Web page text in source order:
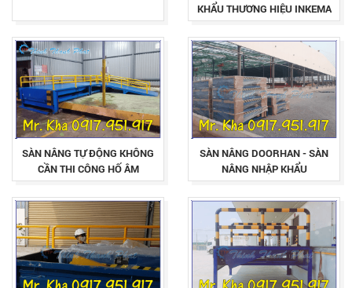
KHẨU THƯƠNG HIỆU INKEMA
(TÂY BAN NHA)
SÀN NÂNG TỰ ĐỘNG KHÔNG
CẦN THI CÔNG HỐ ÂM
SÀN NÂNG DOORHAN - SÀN
NÂNG NHẬP KHẨU